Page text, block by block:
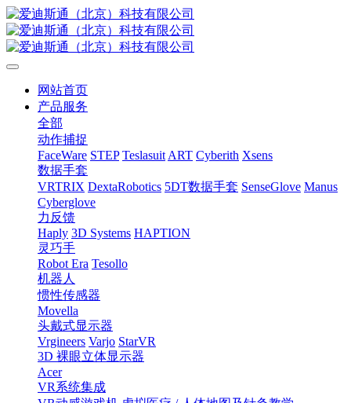
网站首页
产品服务
全部
动作捕捉
FaceWare STEP Teslasuit ART Cyberith Xsens
数据手套
VRTRIX DextaRobotics 5DT数据手套 SenseGlove Manus
Cyberglove
力反馈
Haply 3D Systems HAPTION
灵巧手
Robot Era Tesollo
机器人
惯性传感器
Movella
头戴式显示器
Vrgineers Varjo StarVR
3D 裸眼立体显示器
Acer
VR系统集成